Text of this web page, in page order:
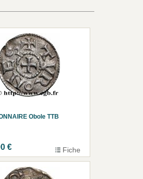
Obole TTB
€ Fiche